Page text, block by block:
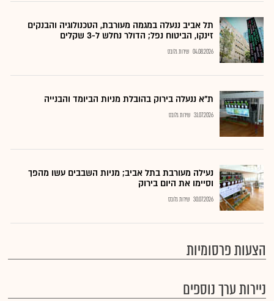
תל אביב ננעלה במגמה מעורבת, הטכנולוגיה והבנקים
זינקו, הביטוח נפל; הדולר נחלש ל-3 שקלים
04.08.2026 שירות גלובס
ת"א ננעלה בירוק בהובלת מניות הביומד והבנייה
31.07.2026 שירות גלובס
נעילה מעורבת בתל אביב; מניות השבבים עשו מהפך
וסיימו את היום בירוק
30.07.2026 שירות גלובס
הצעות פרסומיות
ניירות ערך נוספים